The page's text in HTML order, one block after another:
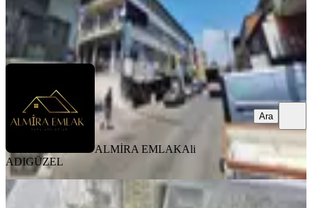
ALMİRA EMLAK Ali ADIGÜZEL
Ara
ALMİRA EMLAKAli
ADIGÜZEL
Ara
YENİ
Bornova Homeros Yolu Üzeri Park